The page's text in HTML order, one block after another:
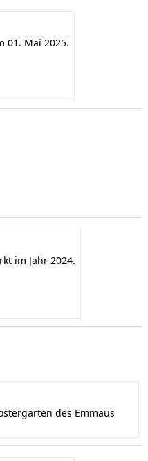
01. Mai 2025.
im Jahr 2024.
des Emmaus